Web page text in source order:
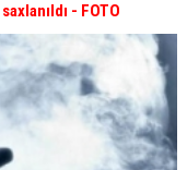
saxlanıldı - FOTO